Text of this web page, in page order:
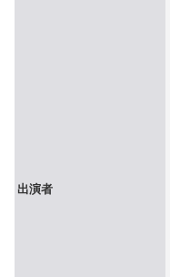
出演者